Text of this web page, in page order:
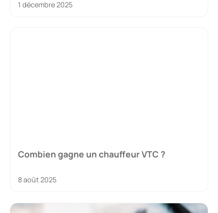
1 décembre 2025
Combien gagne un chauffeur VTC ?
8 août 2025